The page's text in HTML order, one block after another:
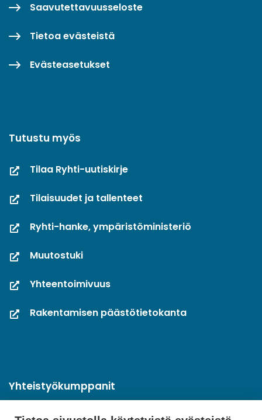
Saavutettavuusseloste
Tietoa evästeistä
Evästeasetukset
Tutustu myös
Tilaa Ryhti-uutiskirje
Tilaisuudet ja tallenteet
Ryhti-hanke, ympäristöministeriö
Muutostuki
Yhteentoimivuus
Rakentamisen päästötietokanta
Yhteistyökumppanit